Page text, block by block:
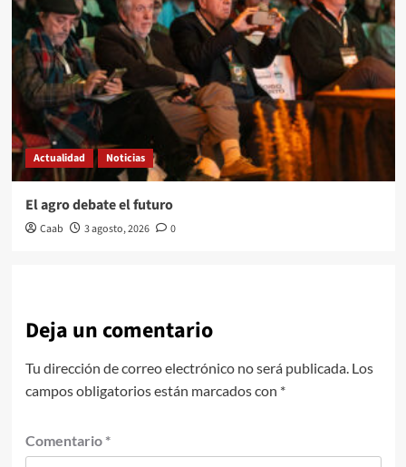
Actualidad Noticias
El agro debate el futuro
Caab 3 agosto, 2026 0
Deja un comentario
Tu dirección de correo electrónico no será publicada. Los
campos obligatorios están marcados con *
Comentario *